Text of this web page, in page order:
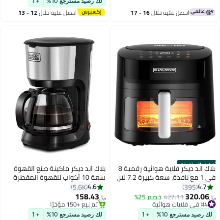
#3 في الكوايات
احصل عليه خلال 16 - 17 BX440-B5 أسود
تم بيع +620 مؤخرًا
احصل عليه خلال 12 - 13
أفضل المنتجات بلاك اند ديكر قلاية هوائية رقمية 8
في 1 مع نافذة، سعة كبيرة 7.2 لتر،
1800 واط، تقنية الهواء السريع،
شاشة تعمل باللمس LED، وظيفة
تجفيف، سلة آمنة للغسل في
غسالة الصحون، مقبض بارد الملمس
4.7
395
﷼‏320.06
427.11خصم 25% #4 في قلايات هوائية
باقي 9 وحدات في المخزون
#4 في قلايات هوائية
لك رصيد مسترجع 10% + 1
بلاك اند ديكر ماكينة صنع القهوة
سعة 10 أكواب للقهوة المقطرة
والإسبريسو مع إبريق زجاجي وطبقة
750 W DCM750S-B5 أسود/فضي
4.6
5.6K
﷼‏158.43
بتخلّص بسرعة
لك رصيد مسترجع 10% + 1